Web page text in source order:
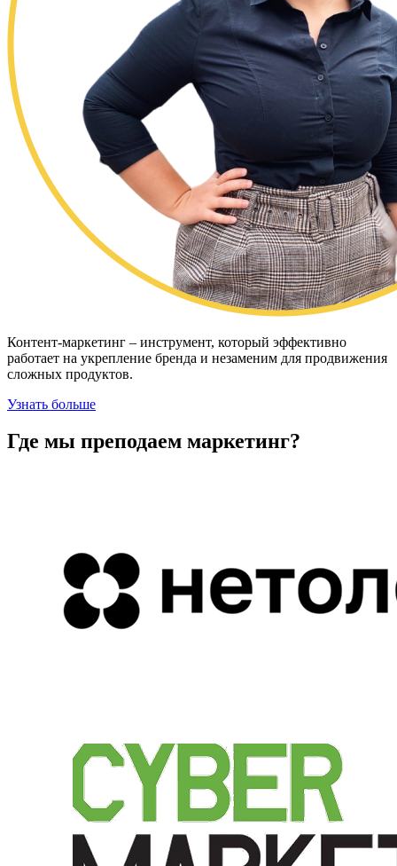
Контент-маркетинг – инструмент, который эффективно
работает на укрепление бренда и незаменим для продвижения
сложных продуктов.
Узнать больше
Где мы преподаем маркетинг?